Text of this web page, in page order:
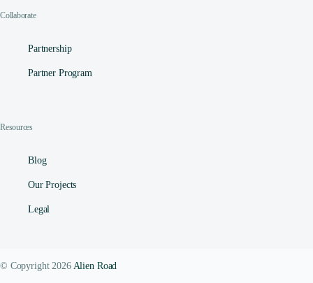
Collaborate
Partnership
Partner Program
Resources
Blog
Our Projects
Legal
© Copyright 2026 Alien Road